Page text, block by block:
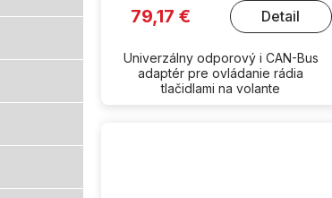
79,17 € Detail
Univerzálny odporový i CAN-Bus
adaptér pre ovládanie rádia
tlačidlami na volante